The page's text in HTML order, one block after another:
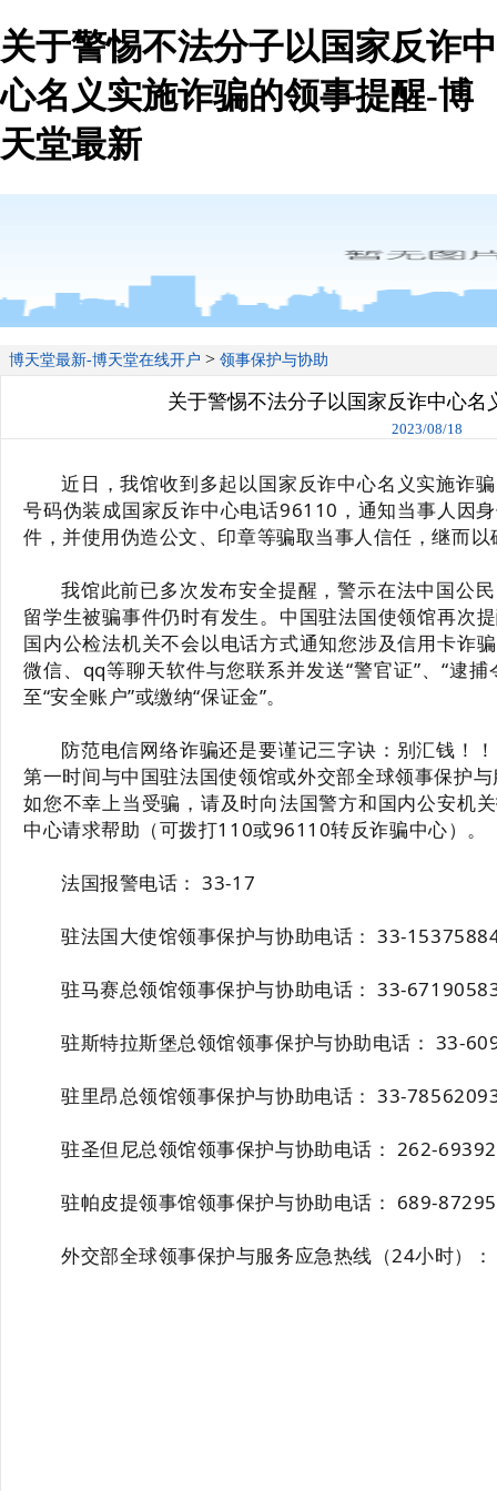
关于警惕不法分子以国家反诈中
心名义实施诈骗的领事提醒-博
天堂最新
博天堂最新-博天堂在线开户 > 领事保护与协助
关于警惕不法分子以国家反诈中心名
2023/08/18
近日，我馆收到多起以国家反诈中心名义实施诈
号码伪装成国家反诈中心电话96110，通知当事人因
件，并使用伪造公文、印章等骗取当事人信任，继而
我馆此前已多次发布安全提醒，警示在法中国公
留学生被骗事件仍时有发生。中国驻法国使领馆再次
国内公检法机关不会以电话方式通知您涉及信用卡诈
微信、qq等聊天软件与您联系并发送“警官证”、“逮
至“安全账户”或缴纳“保证金”。
防范电信网络诈骗还是要谨记三字诀：别汇钱！
第一时间与中国驻法国使领馆或外交部全球领事保护
如您不幸上当受骗，请及时向法国警方和国内公安机
中心请求帮助（可拨打110或96110转反诈骗中心）。
法国报警电话： 33-17
驻法国大使馆领事保护与协助电话： 33-
驻马赛总领馆领事保护与协助电话： 33-
驻斯特拉斯堡总领馆领事保护与协助电话： 33-
驻里昂总领馆领事保护与协助电话： 33-
驻圣但尼总领馆领事保护与协助电话： 262-
驻帕皮提领事馆领事保护与协助电话： 689-
外交部全球领事保护与服务应急热线（24小时）